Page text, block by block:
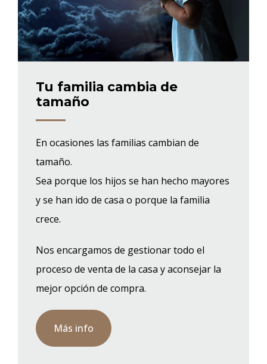
Tu familia cambia de
tamaño
En ocasiones las familias cambian de
tamaño.
Sea porque los hijos se han hecho mayores
y se han ido de casa o porque la familia
crece.
Nos encargamos de gestionar todo el
proceso de venta de la casa y aconsejar la
mejor opción de compra.
Más info